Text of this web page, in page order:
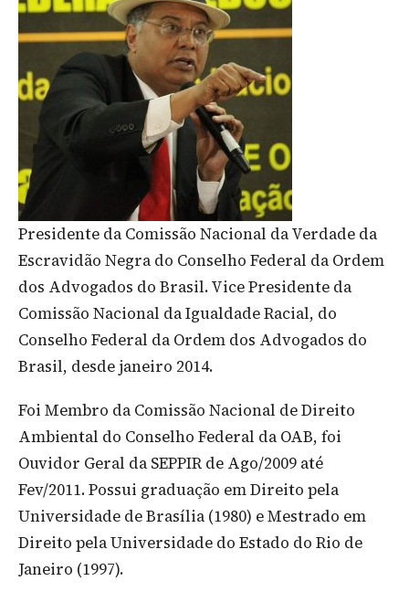
Presidente da Comissão Nacional da Verdade da
Escravidão Negra do Conselho Federal da Ordem
dos Advogados do Brasil. Vice Presidente da
Comissão Nacional da Igualdade Racial, do
Conselho Federal da Ordem dos Advogados do
Brasil, desde janeiro 2014.
Foi Membro da Comissão Nacional de Direito
Ambiental do Conselho Federal da OAB, foi
Ouvidor Geral da SEPPIR de Ago/2009 até
Fev/2011. Possui graduação em Direito pela
Universidade de Brasília (1980) e Mestrado em
Direito pela Universidade do Estado do Rio de
Janeiro (1997).